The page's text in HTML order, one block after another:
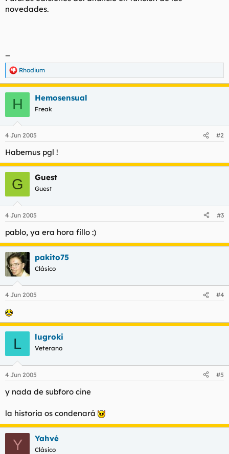
novedades.
R
e
a
e
:
Rhodium
H Hemosensual
Freak
4 Jun 2005 #2
Habemus pgl !
G Guest
Guest
4 Jun 2005 #3
pablo, ya era hora fillo :)
pakito75
Clásico
4 Jun 2005 #4
L lugroki
Veterano
4 Jun 2005 #5
y nada de subforo cine
la historia os condenará
Y Yahvé
Clásico